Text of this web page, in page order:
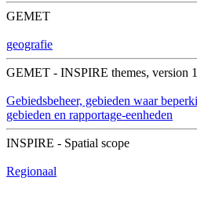
GEMET
geografie
GEMET - INSPIRE themes, version
Gebiedsbeheer, gebieden waar
gebieden en rapportage-eenheden
INSPIRE - Spatial scope
Regionaal